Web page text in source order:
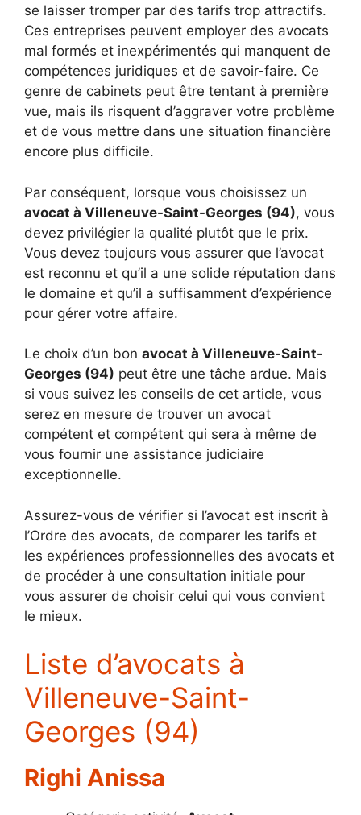
se laisser tromper par des tarifs trop attractifs.
Ces entreprises peuvent employer des avocats
mal formés et inexpérimentés qui manquent de
compétences juridiques et de savoir-faire. Ce
genre de cabinets peut être tentant à première
vue, mais ils risquent d’aggraver votre problème
et de vous mettre dans une situation financière
encore plus difficile.
Par conséquent, lorsque vous choisissez un
avocat à Villeneuve-Saint-Georges (94), vous
devez privilégier la qualité plutôt que le prix.
Vous devez toujours vous assurer que l’avocat
est reconnu et qu’il a une solide réputation dans
le domaine et qu’il a suffisamment d’expérience
pour gérer votre affaire.
Le choix d’un bon avocat à Villeneuve-Saint-
Georges (94) peut être une tâche ardue. Mais
si vous suivez les conseils de cet article, vous
serez en mesure de trouver un avocat
compétent et compétent qui sera à même de
vous fournir une assistance judiciaire
exceptionnelle.
Assurez-vous de vérifier si l’avocat est inscrit à
l’Ordre des avocats, de comparer les tarifs et
les expériences professionnelles des avocats et
de procéder à une consultation initiale pour
vous assurer de choisir celui qui vous convient
le mieux.
Liste d’avocats à
Villeneuve-Saint-
Georges (94)
Righi Anissa